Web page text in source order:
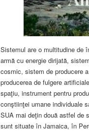
Sistemul are o multitudine de
armă cu energie dirijată,
cosmic, sistem de producere
producerea de fulgere
spaţiu, instrument pentru
conştiinţei umane individuale
SUA mai deţin două astfel de
sunt situate în Jamaica, în